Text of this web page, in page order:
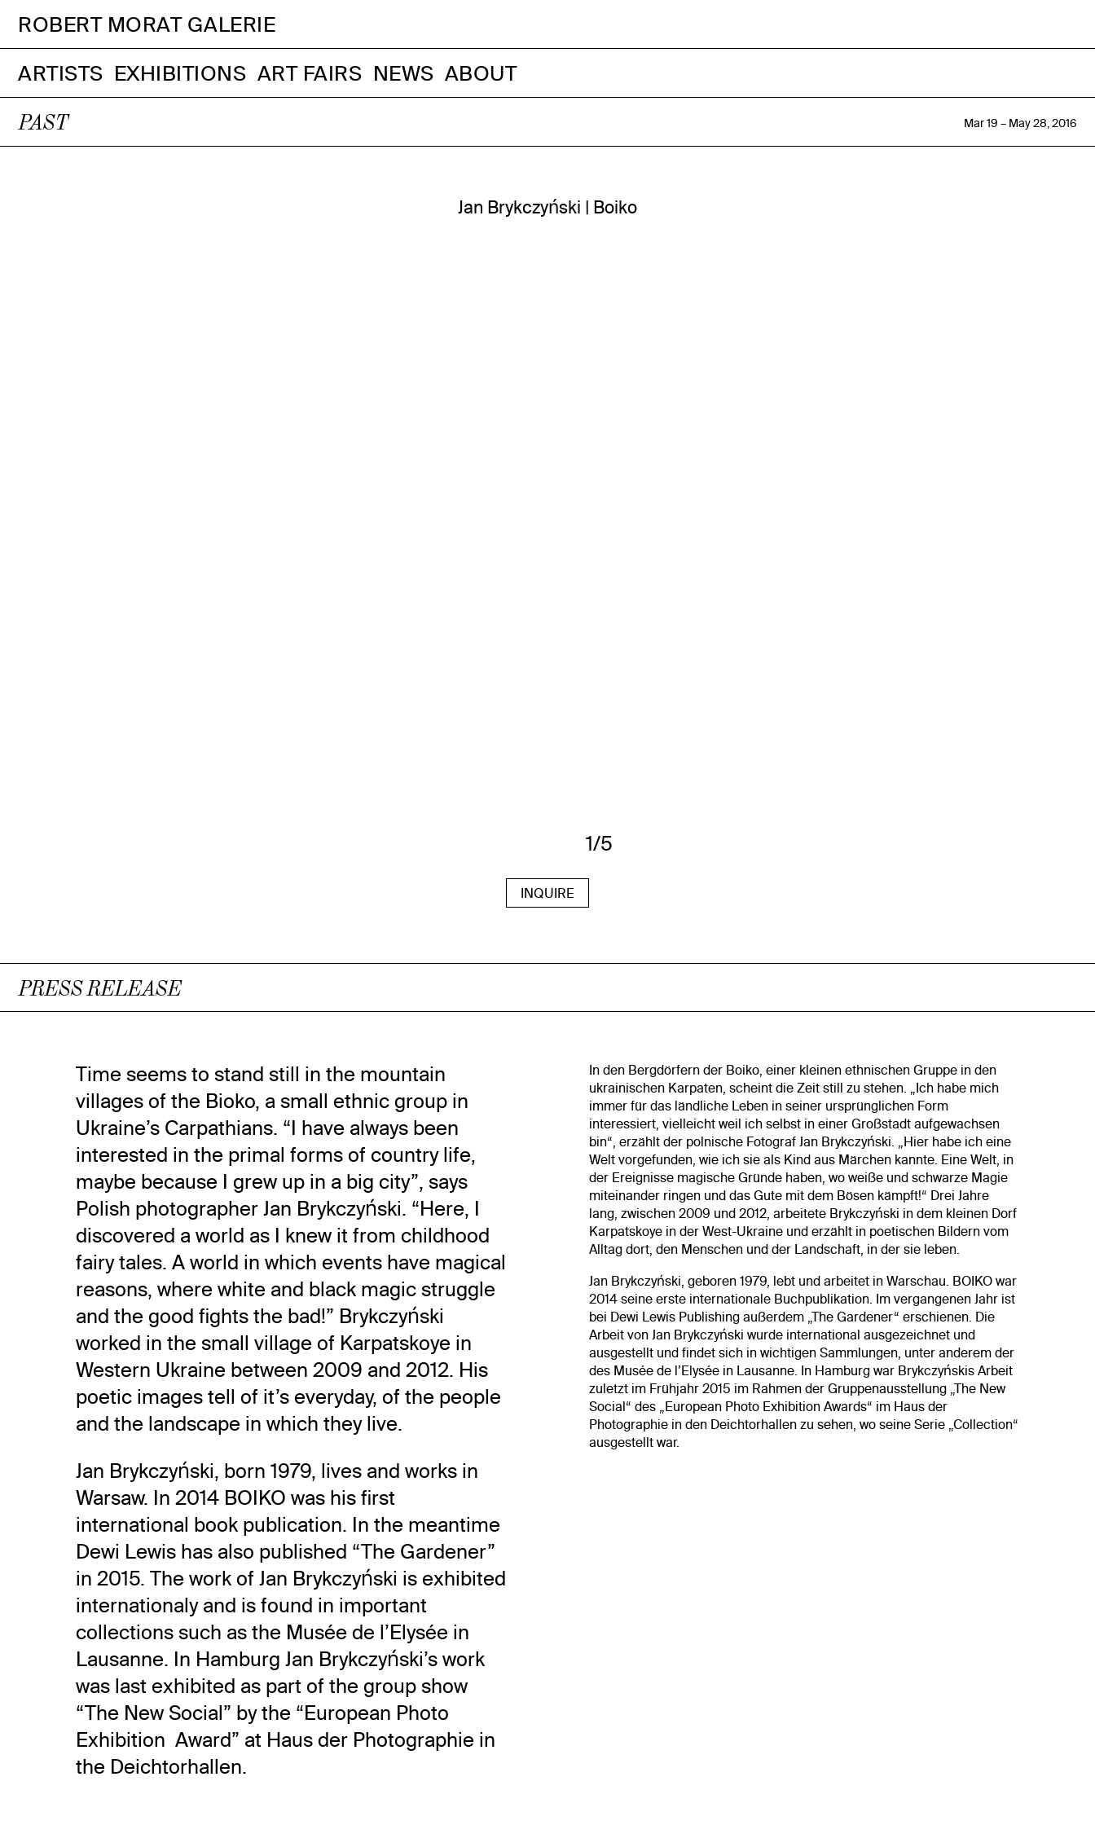
ROBERT MORAT GALERIE
ARTISTS EXHIBITIONS ART FAIRS NEWS ABOUT
PAST Mar 19 – May 28, 2016
Jan Brykczyński | Boiko
1/5
INQUIRE
PRESS RELEASE
Time seems to stand still in the mountain
villages of the Bioko, a small ethnic group in
Ukraine’s Carpathians. “I have always been
interested in the primal forms of country life,
maybe because I grew up in a big city”, says
Polish photographer Jan Brykczyński. “Here, I
discovered a world as I knew it from childhood
fairy tales. A world in which events have magical
reasons, where white and black magic struggle
and the good fights the bad!” Brykczyński
worked in the small village of Karpatskoye in
Western Ukraine between 2009 and 2012. His
poetic images tell of it’s everyday, of the people
and the landscape in which they live.
Jan Brykczyński, born 1979, lives and works in
Warsaw. In 2014 BOIKO was his first
international book publication. In the meantime
Dewi Lewis has also published “The Gardener”
in 2015. The work of Jan Brykczyński is exhibited
internationaly and is found in important
collections such as the Musée de l’Elysée in
Lausanne. In Hamburg Jan Brykczyński’s work
was last exhibited as part of the group show
“The New Social” by the “European Photo
Exhibition Award” at Haus der Photographie in
the Deichtorhallen.
In den Bergdörfern der Boiko, einer kleinen ethnischen Gruppe in den
ukrainischen Karpaten, scheint die Zeit still zu stehen. „Ich habe mich
immer für das ländliche Leben in seiner ursprünglichen Form
interessiert, vielleicht weil ich selbst in einer Großstadt aufgewachsen
bin“, erzählt der polnische Fotograf Jan Brykczyński. „Hier habe ich eine
Welt vorgefunden, wie ich sie als Kind aus Märchen kannte. Eine Welt, in
der Ereignisse magische Gründe haben, wo weiße und schwarze Magie
miteinander ringen und das Gute mit dem Bösen kämpft!“ Drei Jahre
lang, zwischen 2009 und 2012, arbeitete Brykczyński in dem kleinen Dorf
Karpatskoye in der West-Ukraine und erzählt in poetischen Bildern vom
Alltag dort, den Menschen und der Landschaft, in der sie leben.
Jan Brykczyński, geboren 1979, lebt und arbeitet in Warschau. BOIKO war
2014 seine erste internationale Buchpublikation. Im vergangenen Jahr ist
bei Dewi Lewis Publishing außerdem „The Gardener“ erschienen. Die
Arbeit von Jan Brykczyński wurde international ausgezeichnet und
ausgestellt und findet sich in wichtigen Sammlungen, unter anderem der
des Musée de l’Elysée in Lausanne. In Hamburg war Brykczyńskis Arbeit
zuletzt im Frühjahr 2015 im Rahmen der Gruppenausstellung „The New
Social“ des „European Photo Exhibition Awards“ im Haus der
Photographie in den Deichtorhallen zu sehen, wo seine Serie „Collection“
ausgestellt war.